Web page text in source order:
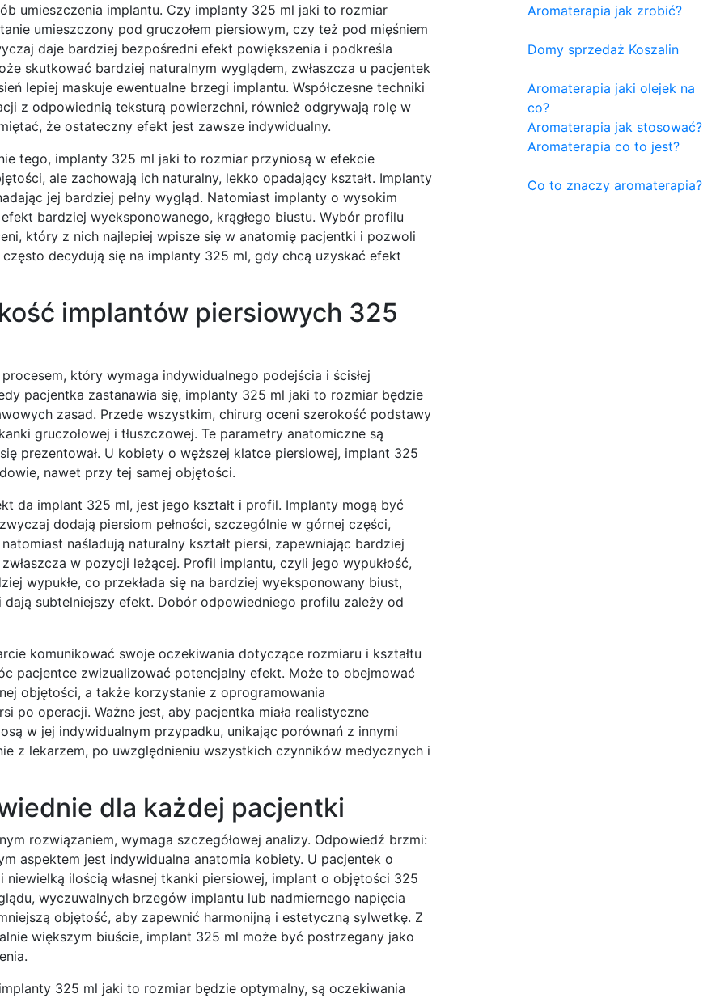
umieszczenia implantu. Czy implanty 325 ml jaki to rozmiar
umieszczony pod gruczołem piersiowym, czy też pod mięśniem
daje bardziej bezpośredni efekt powiększenia i podkreśla
skutkować bardziej naturalnym wyglądem, zwłaszcza u pacjentek
lepiej maskuje ewentualne brzegi implantu. Współczesne techniki
z odpowiednią teksturą powierzchni, również odgrywają rolę w
że ostateczny efekt jest zawsze indywidualny.
tego, implanty 325 ml jaki to rozmiar przyniosą w efekcie
ale zachowają ich naturalny, lekko opadający kształt. Implanty
jej bardziej pełny wygląd. Natomiast implanty o wysokim
bardziej wyeksponowanego, krągłego biustu. Wybór profilu
który z nich najlepiej wpisze się w anatomię pacjentki i pozwoli
decydują się na implanty 325 ml, gdy chcą uzyskać efekt
implantów piersiowych 325
który wymaga indywidualnego podejścia i ścisłej
pacjentka zastanawia się, implanty 325 ml jaki to rozmiar będzie
zasad. Przede wszystkim, chirurg oceni szerokość podstawy
gruczołowej i tłuszczowej. Te parametry anatomiczne są
prezentował. U kobiety o węższej klatce piersiowej, implant 325
nawet przy tej samej objętości.
da implant 325 ml, jest jego kształt i profil. Implanty mogą być
dodają piersiom pełności, szczególnie w górnej części,
naśladują naturalny kształt piersi, zapewniając bardziej
w pozycji leżącej. Profil implantu, czyli jego wypukłość,
wypukłe, co przekłada się na bardziej wyeksponowany biust,
subtelniejszy efekt. Dobór odpowiedniego profilu zależy od
komunikować swoje oczekiwania dotyczące rozmiaru i kształtu
pacjentce zwizualizować potencjalny efekt. Może to obejmować
objętości, a także korzystanie z oprogramowania
po operacji. Ważne jest, aby pacjentka miała realistyczne
w jej indywidualnym przypadku, unikając porównań z innymi
z lekarzem, po uwzględnieniu wszystkich czynników medycznych i
dla każdej pacjentki
rozwiązaniem, wymaga szczegółowej analizy. Odpowiedź brzmi:
aspektem jest indywidualna anatomia kobiety. U pacjentek o
ilością własnej tkanki piersiowej, implant o objętości 325
wyczuwalnych brzegów implantu lub nadmiernego napięcia
objętość, aby zapewnić harmonijną i estetyczną sylwetkę. Z
większym biuście, implant 325 ml może być postrzegany jako
325 ml jaki to rozmiar będzie optymalny, są oczekiwania
Aromaterapia jak zrobić?
Domy sprzedaż Koszalin
Aromaterapia jaki olejek na
co?
Aromaterapia jak stosować?
Aromaterapia co to jest?
Co to znaczy aromaterapia?